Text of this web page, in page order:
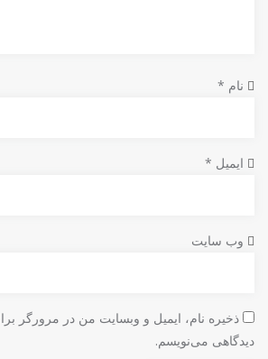
نام *
ایمیل *
وب‌ سایت
ذخیره نام، ایمیل و وبسایت من در مرورگر
دیدگاهی می‌نویسم.